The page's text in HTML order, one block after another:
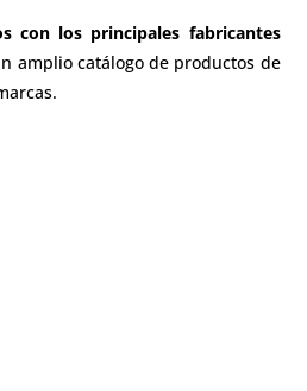
con los principales fabricantes
amplio catálogo de productos de